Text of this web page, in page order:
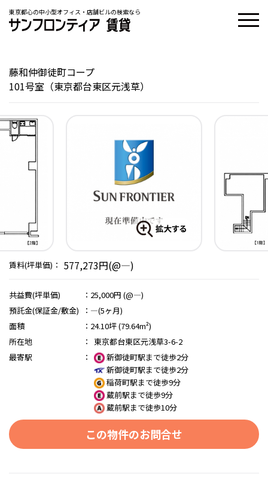
東京都心の中小型オフィス・店舗ビルの検索なら
藤和仲御徒町コープ
101号室（東京都台東区元浅草）
賃料(坪単価)： 577,273円(@―)
共益費(坪単価) ： 25,000円 (@―)
預託金(保証金/敷金)
： ―(5ヶ月)
面積
： 24.10坪 (79.64m²)
所在地
：
東京都台東区元浅草3-6-2
最寄駅
：
新御徒町駅まで徒歩2分
新御徒町駅まで徒歩2分
稲荷町駅まで徒歩9分
蔵前駅まで徒歩9分
蔵前駅まで徒歩10分
この物件のお問合せ